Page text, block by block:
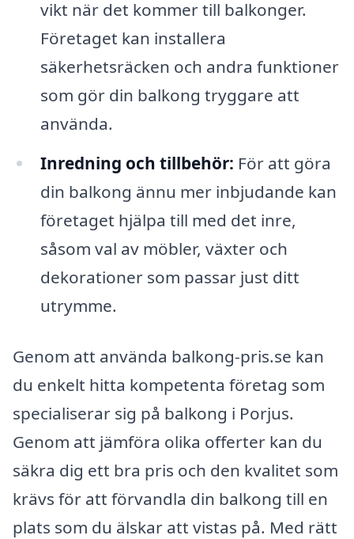
vikt när det kommer till balkonger.
Företaget kan installera
säkerhetsräcken och andra funktioner
som gör din balkong tryggare att
använda.
Inredning och tillbehör: För att göra
din balkong ännu mer inbjudande kan
företaget hjälpa till med det inre,
såsom val av möbler, växter och
dekorationer som passar just ditt
utrymme.
Genom att använda balkong-pris.se kan
du enkelt hitta kompetenta företag som
specialiserar sig på balkong i Porjus.
Genom att jämföra olika offerter kan du
säkra dig ett bra pris och den kvalitet som
krävs för att förvandla din balkong till en
plats som du älskar att vistas på. Med rätt